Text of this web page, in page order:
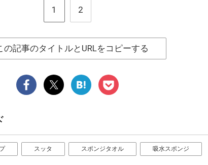
1 2
の記事のタイトルとURLをコピーする
スッタ スポンジタオル 吸水スポンジ